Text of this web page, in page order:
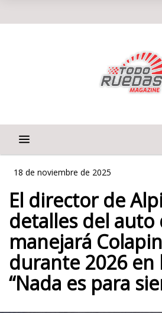
18 de noviembre de 2025
El director de
detalles del auto
manejará
durante 2026 en
“Nada es para